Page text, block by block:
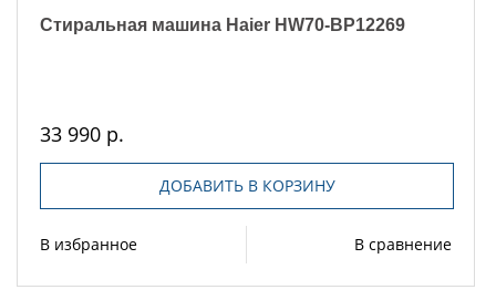
Стиральная машина Haier HW70-BP12269
33 990 р.
ДОБАВИТЬ В КОРЗИНУ
В избранное В сравнение